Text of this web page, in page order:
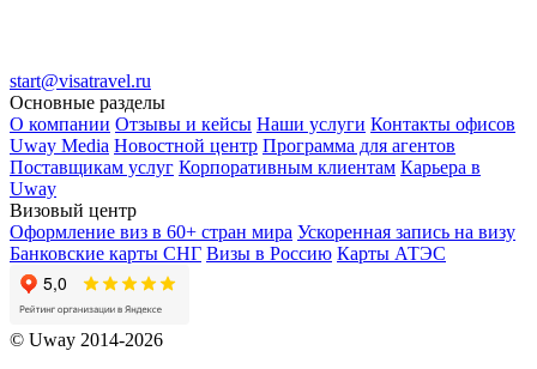
start@visatravel.ru
Основные разделы
О компании Отзывы и кейсы Наши услуги Контакты офисов
Uway Media Новостной центр Программа для агентов
Поставщикам услуг Корпоративным клиентам Карьера в
Uway
Визовый центр
Оформление виз в 60+ стран мира Ускоренная запись на визу
Банковские карты СНГ Визы в Россию Карты АТЭС
© Uway 2014-2026